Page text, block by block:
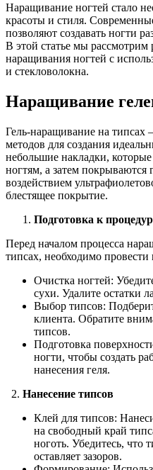
Наращивание ногтей стало
красоты и стиля.
позволяют создавать ногти
В этой статье мы рассмотрим
наращивания ногтей с
и стекловолокна.
Наращивание
Гель-наращивание на типсах
методов для создания
небольшие накладки,
ногтям, а затем покрываются
воздействием
блестящее покрытие.
Подготовка к
Перед началом процесса
типсах, необходимо
Очистка ногтей:
сухи. Удалите остатки
Выбор типсов:
клиента. Обратите
типсов.
Подготовка
ногти, чтобы создать
нанесения геля.
2. Нанесение типсов
Клей для типсов:
на свободный край
ноготь. Убедитесь, что
оставляет зазоров.